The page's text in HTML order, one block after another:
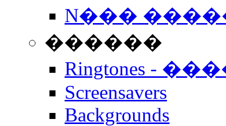
N���
������
Ringtones -
Screensavers
Backgrounds